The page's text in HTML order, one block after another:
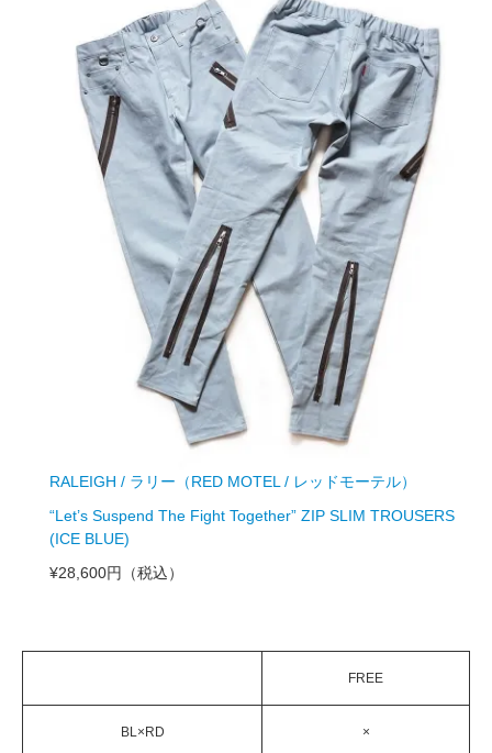
RALEIGH / ラリー（RED MOTEL / レッドモーテル）
“Let’s Suspend The Fight Together” ZIP SLIM TROUSERS
(ICE BLUE)
¥28,600円
（税込）
FREE
BL×RD ×